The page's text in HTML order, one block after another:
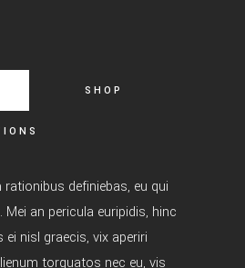
SHOP
rationibus definiebas, eu qui
an pericula euripidis, hinc
ei nisl graecis, vix aperiri
torquatos nec eu, vis